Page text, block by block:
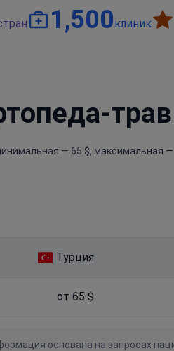
1,500клиник
— 65 $, максимальная —
Турция
от 65 $
основана на запросах